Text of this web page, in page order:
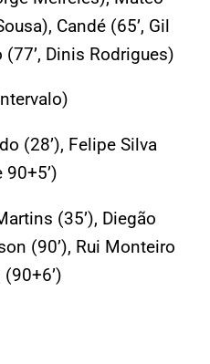
Candé (65’, Gil
Dinis Rodrigues)
(28’), Felipe Silva
90+5’)
(35’), Diegão
(90’), Rui Monteiro